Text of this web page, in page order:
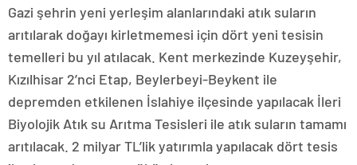
Gazi şehrin yeni yerleşim alanlarındaki atık suların
arıtılarak doğayı kirletmemesi için dört yeni tesisin
temelleri bu yıl atılacak. Kent merkezinde Kuzeyşehir,
Kızılhisar 2’nci Etap, Beylerbeyi-Beykent ile
depremden etkilenen İslahiye ilçesinde yapılacak İleri
Biyolojik Atık su Arıtma Tesisleri ile atık suların tamamı
arıtılacak. 2 milyar TL’lik yatırımla yapılacak dört tesis